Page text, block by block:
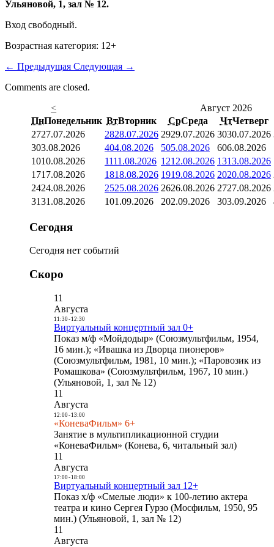
Ульяновой, 1, зал № 12.
Вход свободный.
Возрастная категория: 12+
← Предыдущая Следующая →
Comments are closed.
<
Август 2026
ПнПонедельник ВтВторник СрСреда ЧтЧетверг
2727.07.2026 2828.07.2026 2929.07.2026 3030.07.2026
303.08.2026 404.08.2026 505.08.2026 606.08.2026
1010.08.2026 1111.08.2026 1212.08.2026 1313.08.2026
1717.08.2026 1818.08.2026 1919.08.2026 2020.08.2026
2424.08.2026 2525.08.2026 2626.08.2026 2727.08.2026
3131.08.2026 101.09.2026 202.09.2026 303.09.2026
Сегодня
Сегодня нет событий
Скоро
11
Августа
11:30- 12:30
Виртуальный концертный зал 0+
Показ м/ф «Мойдодыр» (Союзмультфильм, 1954,
16 мин.); «Ивашка из Дворца пионеров»
(Союзмультфильм, 1981, 10 мин.); «Паровозик из
Ромашкова» (Союзмультфильм, 1967, 10 мин.)
(Ульяновой, 1, зал № 12)
11
Августа
12:00- 13:00
«КоневаФильм» 6+
Занятие в мультипликационной студии
«КоневаФильм» (Конева, 6, читальный зал)
11
Августа
17:00- 18:00
Виртуальный концертный зал 12+
Показ х/ф «Смелые люди» к 100-летию актера
театра и кино Сергея Гурзо (Мосфильм, 1950, 95
мин.) (Ульяновой, 1, зал № 12)
11
Августа